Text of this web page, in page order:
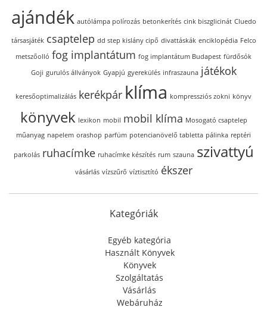
ajándék autólámpa polírozás betonkerítés cink biszglicinát Cluedo
társasjáték csaptelep dd step kislány cipő divattáskák enciklopédia Felco
metszőolló fog implantátum fog implantátum Budapest fürdősók
Goji gurulós állványok Gyapjú gyerekülés infraszauna játékok
keresőoptimalizálás kerékpár klíma kompressziós zokni könyv
könyvek lexikon mobil mobil klíma Mosogató csaptelep
műanyag napelem orashop parfüm potencianövelő tabletta pálinka reptéri
parkolás ruhacímke ruhacímke készítés rum szauna szivattyú
vásárlás vízszűrő víztisztító ékszer
Kategóriák
Egyéb kategória
Használt Könyvek
Könyvek
Szolgáltatás
Vásárlás
Webáruház